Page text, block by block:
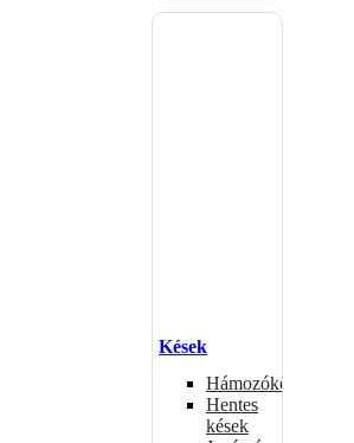
Kések
Hámozókések
Hentes
kések